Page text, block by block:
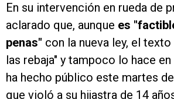
En su intervención en rueda de
aclarado que, aunque es
penas" con la nueva ley, el
las rebaja" y tampoco lo hace
ha hecho público este martes
que violó a su hijastra de 14